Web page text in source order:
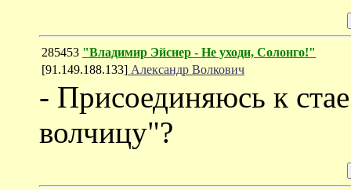
285453 "Владимир Эйснер - Не уходи, Солонго!"
[91.149.188.133] Александр Волкович
- Присоединяюсь к
волчицу"?